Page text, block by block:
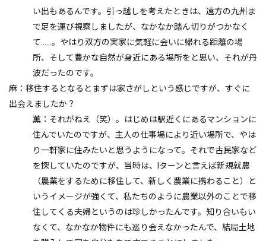
い出もあるんです。引っ越しを考えたときは、遠方の九州ま
で足を運び視察しましたが、なかなか踏ん切りがつかなく
て……。やはり双方の実家に気軽に会いに帰れる距離の場
所、そして豊かな自然が身近にある場所をと思い、それが丹
波だったのです。
麻：移住するとなるとまずは家さがしという感じですが、すぐに
出会えましたか？
薫：それがねえ（笑）。はじめは駅近くにあるマンションに
住んでいたのですが、主人の仕事場により近い場所で、やは
り一軒家に住みたいと思うようになって。それで古民家など
を探していたのですが、当時は、Iターンと言えば新規就農
（農業をするために移住して、新しく農業に携わること）と
いうイメージが強くて、私たちのように農業以外のことで移
住してくる夫婦というのは珍しかったんです。知り合いもい
なくて、なかなか物件にも巡り会えなかったんで、結局土地